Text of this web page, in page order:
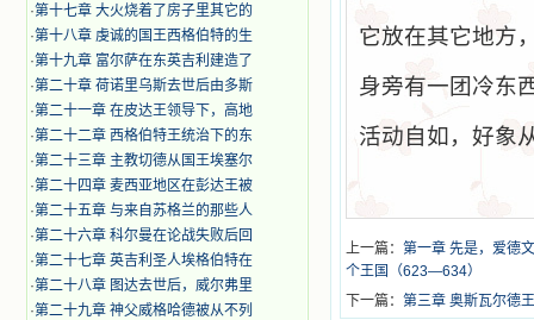
·第十七章 大火烧着了房子里其它的
·第十八章 虔诚的国王西格伯特的生
·第十九章 富尔萨在东英吉利建造了
·第二十章 荷诺里乌斯去世后由多斯
·第二十一章 在皮达王领导下，高地
·第二十二章 西格伯特王统治下的东
·第二十三章 主教切德从国王埃塞尔
·第二十四章 麦西亚地区在彭达王被
·第二十五章 与来自苏格兰的那些人
·第二十六章 科尔曼在论战失败后回
·第二十七章 英吉利圣人埃格伯特在
·第二十八章 图达去世后，威尔弗里
·第二十九章 神父威格哈德被从不列
它放在其它地方
身旁有一团冷东
活动自如，好象
上一篇： 第一章 先是，爱德
个王国（623—634）
下一篇： 第三章 奥斯瓦尔德